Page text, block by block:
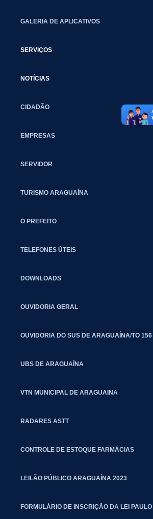
GALERIA DE APLICATIVOS
SERVIÇOS
NOTÍCIAS
CIDADÃO
EMPRESAS
SERVIDOR
TURISMO ARAGUAÍNA
O PREFEITO
TELEFONES ÚTEIS
DOWNLOADS
OUVIDORIA GERAL
OUVIDORIA DO SUS DE ARAGUAÍNA/TO 156
UBS DE ARAGUAÍNA
VTN MUNICIPAL DE ARAGUAINA
RADARES ASTT
CONTROLE DE ESTOQUE FARMÁCIAS
LEILÃO PÚBLICO ARAGUAÍNA 2023
FORMULÁRIO DE INSCRIÇÃO DA LEI PAULO